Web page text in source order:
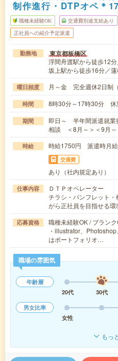
制作進行・DTPオペ＊
職種未経験OK 交通費別途支給あり
正社員への紹介予定派遣
勤務地 東京都板橋区
浮間舟渡駅から徒歩12
坂上駅から徒歩16分／
曜日頻度 月～金 完全週休2日制
時間 8時30分～17時30分
期間
即日～ 半年間派遣就業
相談 ＜8月～＞＜9月～
時給 時給1750円 派遣時月給
交通費
あり（社内規定あり）
仕事内容
ＤＴＰオペレーター
チラシ・パンフレット
がら正社員を目指せる
応募資格
職種未経験OK / ブラン
・illustrator、
はポートフォリオ…
職場の雰囲気
年齢層
20代
30代
男女比率
女性
もっ